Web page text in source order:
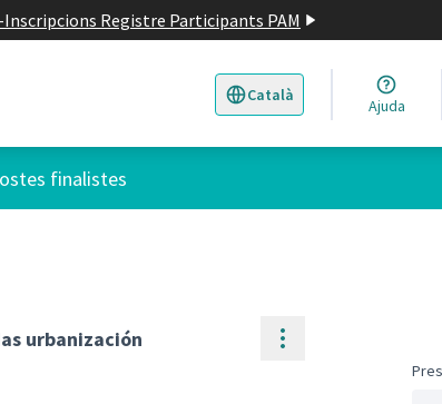
-Inscripcions Registre Participants PAM
Català
Triar la llengua Elegir el idioma
Ajuda
finalistes
urbanización Controls de